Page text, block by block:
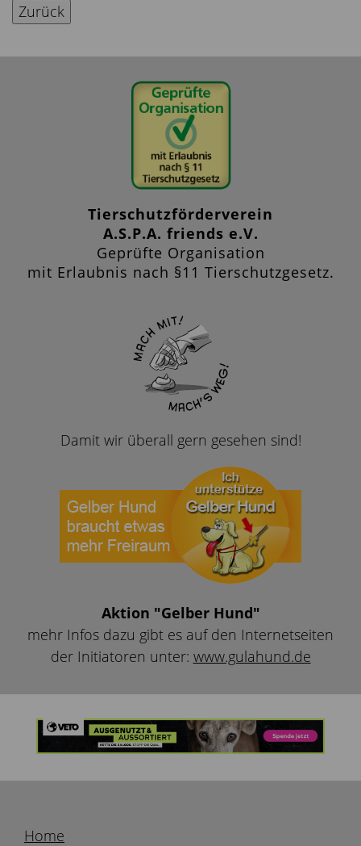
Zurück
Tierschutzförderverein
A.S.P.A. friends e.V.
Geprüfte Organisation
mit Erlaubnis nach §11 Tierschutzgesetz.
Damit wir überall gern gesehen sind!
Aktion "Gelber Hund"
mehr Infos dazu gibt es auf den Internetseiten
der Initiatoren unter: www.gulahund.de
Home